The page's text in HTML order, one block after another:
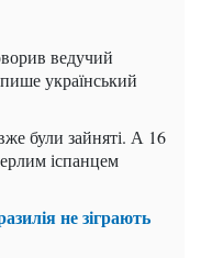
ведучий
український
були зайняті. А 16
іспанцем
не зіграють